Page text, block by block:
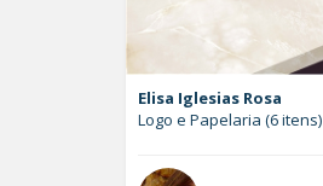
Elisa Iglesias Rosa
Logo e Papelaria (6 itens)